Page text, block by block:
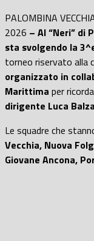
PALOMBINA
2026 – Al “Neri” di
sta svolgendo la
torneo riservato alla
organizzato in
Marittima per
dirigente Luca
Le squadre che
Vecchia, Nuova
Giovane Ancona,